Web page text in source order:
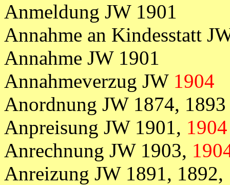
Anmeldung JW 1901
Annahme an Kindesstatt
Annahme JW 1901
Annahmeverzug JW 1904
Anordnung JW 1874, 1893
Anpreisung JW 1901, 1904
Anrechnung JW 1903,
Anreizung JW 1891,